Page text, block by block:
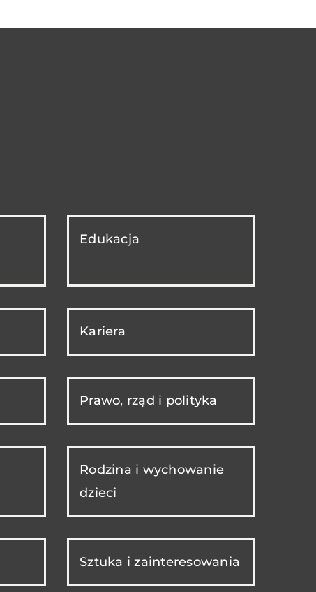
Edukacja
Kariera
Prawo, rząd i polityka
Rodzina i wychowanie
dzieci
Sztuka i zainteresowania